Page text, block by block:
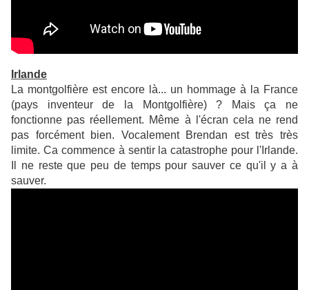
Irlande
La montgolfière est encore là... un hommage à la France
(pays inventeur de la Montgolfière) ? Mais ça ne
fonctionne pas réellement. Même à l'écran cela ne rend
pas forcément bien. Vocalement Brendan est très très
limite. Ca commence à sentir la catastrophe pour l'Irlande.
Il ne reste que peu de temps pour sauver ce qu'il y a à
sauver.